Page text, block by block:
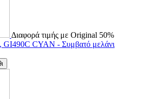
Διαφορά τιμής με Original 50%
CYAN - Συμβατό μελάνι